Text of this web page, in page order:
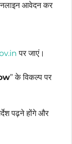
आवेदन कर
पर जाएं।
” के विकल्प पर
पढ़ने होंगे और